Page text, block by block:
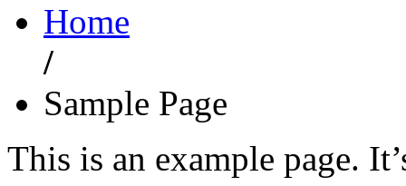
Home
/
Sample Page
This is an example page.